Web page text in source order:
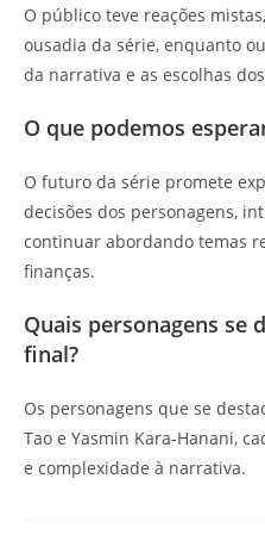
O público teve reações
ousadia da série, enquanto
da narrativa e as escolhas
O que podemos
O futuro da série promete
decisões dos personagens,
continuar abordando temas
finanças.
Quais personagens se
final?
Os personagens que se
Tao e Yasmin Kara-Hanani,
e complexidade à narrativa.